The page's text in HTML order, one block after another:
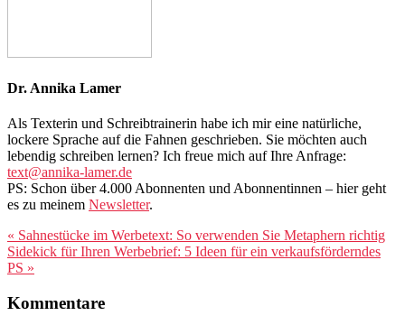
Dr. Annika Lamer
Als Texterin und Schreibtrainerin habe ich mir eine natürliche,
lockere Sprache auf die Fahnen geschrieben. Sie möchten auch
lebendig schreiben lernen? Ich freue mich auf Ihre Anfrage:
text@annika-lamer.de
PS: Schon über 4.000 Abonnenten und Abonnentinnen – hier geht
es zu meinem Newsletter.
Vorheriger
Beitrag:
« Sahnestücke im Werbetext: So verwenden Sie Metaphern richtig
Nächster
Beitrag:
Sidekick für Ihren Werbebrief: 5 Ideen für ein verkaufsförderndes
PS »
Interaktionen
Kommentare